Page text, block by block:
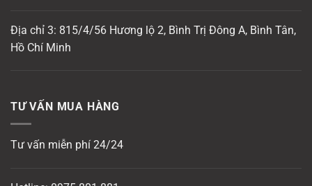
Địa chỉ 3: 815/4/56 Hương lộ 2, Bình Trị Đông A, Bình Tân,
Hồ Chí Minh
TƯ VẤN MUA HÀNG
Tư vấn miễn phí 24/24